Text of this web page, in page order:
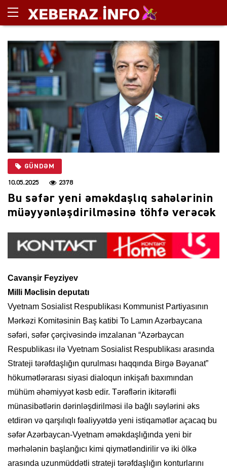
GÜNDƏM
10.05.2025 2378
Bu səfər yeni əməkdaşlıq sahələrinin
müəyyənləşdirilməsinə töhfə verəcək
Cavanşir Feyziyev
Milli Məclisin deputatı
Vyetnam Sosialist Respublikası Kommunist Partiyasının
Mərkəzi Komitəsinin Baş katibi To Lamın Azərbaycana
səfəri, səfər çərçivəsində imzalanan “Azərbaycan
Respublikası ilə Vyetnam Sosialist Respublikası arasında
Strateji tərəfdaşlığın qurulması haqqında Birgə Bəyanat”
hökumətlərarası siyasi dialoqun inkişafı baxımından
mühüm əhəmiyyət kəsb edir. Tərəflərin ikitərəfli
münasibətlərin dərinləşdirilməsi ilə bağlı səylərini əks
etdirən və qarşılıqlı fəaliyyətdə yeni istiqamətlər açacaq bu
səfər Azərbaycan-Vyetnam əməkdaşlığında yeni bir
mərhələnin başlanğıcı kimi qiymətləndirilir və iki ölkə
arasında uzunmüddətli strateji tərəfdaşlığın konturlarını